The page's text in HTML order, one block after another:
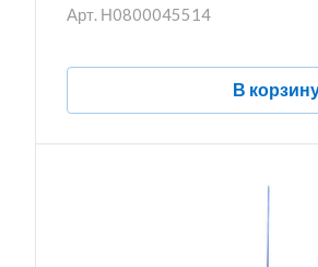
ЗМОТ.500.500.4500.33.14
Арт. Н0800045514
В